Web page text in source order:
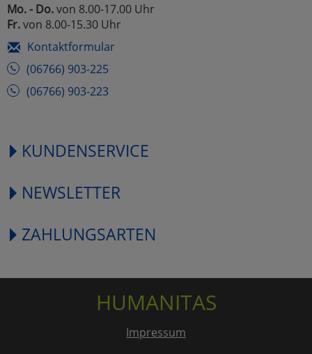
Mo. - Do.von 8.00-17.00 Uhr
Fr.von 8.00-15.30 Uhr
Kontaktformular
(06766) 903-225
(06766) 903-223
KUNDENSERVICE
NEWSLETTER
ZAHLUNGSARTEN
HUMANITAS
Impressum